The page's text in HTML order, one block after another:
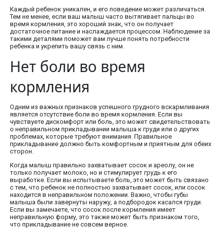
Каждый ребенок уникален, и его поведение может различаться.
Тем не менее, если ваш малыш часто вытягивает пальцы во
время кормления, это хороший знак, что он получает
достаточное питание и наслаждается процессом. Наблюдение за
такими деталями поможет вам лучше понять потребности
ребенка и укрепить вашу связь с ним.
Нет боли во время
кормления
Одним из важных признаков успешного грудного вскармливания
является отсутствие боли во время кормления. Если вы
чувствуете дискомфорт или боль, это может свидетельствовать
о неправильном прикладывании малыша к груди или о других
проблемах, которые требуют внимания. Правильное
прикладывание должно быть комфортным и приятным для обеих
сторон.
Когда малыш правильно захватывает сосок и ареолу, он не
только получает молоко, но и стимулирует грудь к его
выработке. Если вы испытываете боль, это может быть связано
с тем, что ребенок не полностью захватывает сосок, или сосок
находится в неправильном положении. Важно, чтобы губы
малыша были завернуты наружу, а подбородок касался груди.
Если вы замечаете, что сосок после кормления имеет
неправильную форму, это также может быть признаком того,
что прикладывание не совсем верное.